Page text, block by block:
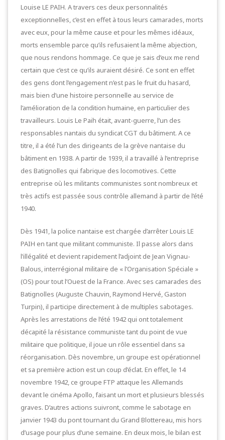
Louise LE PAIH. A travers ces deux personnalités
exceptionnelles, c’est en effet à tous leurs camarades, morts
avec eux, pour la même cause et pour les mêmes idéaux,
morts ensemble parce qu’ils refusaient la même abjection,
que nous rendons hommage. Ce que je sais d’eux me rend
certain que c’est ce qu’ils auraient désiré. Ce sont en effet
des gens dont l’engagement n’est pas le fruit du hasard,
mais bien d’une histoire personnelle au service de
l’amélioration de la condition humaine, en particulier des
travailleurs. Louis Le Paih était, avant-guerre, l’un des
responsables nantais du syndicat CGT du bâtiment. A ce
titre, il a été l’un des dirigeants de la grève nantaise du
bâtiment en 1938. A partir de 1939, il a travaillé à l’entreprise
des Batignolles qui fabrique des locomotives. Cette
entreprise où les militants communistes sont nombreux et
très actifs est passée sous contrôle allemand à partir de l’été
1940.
Dès 1941, la police nantaise est chargée d’arrêter Louis LE
PAIH en tant que militant communiste. Il passe alors dans
l’illégalité et devient rapidement l’adjoint de Jean Vignau-
Balous, interrégional militaire de « l’Organisation Spéciale »
(OS) pour tout l’Ouest de la France. Avec ses camarades des
Batignolles (Auguste Chauvin, Raymond Hervé, Gaston
Turpin), il participe directement à de multiples sabotages.
Après les arrestations de l’été 1942 qui ont totalement
décapité la résistance communiste tant du point de vue
militaire que politique, il joue un rôle essentiel dans sa
réorganisation. Dès novembre, un groupe est opérationnel
et sa première action est un coup d’éclat. En effet, le 14
novembre 1942, ce groupe FTP attaque les Allemands
devant le cinéma Apollo, faisant un mort et plusieurs blessés
graves. D’autres actions suivront, comme le sabotage en
janvier 1943 du pont tournant du Grand Blottereau, mis hors
d’usage pour plus d’une semaine. En deux mois, le bilan est